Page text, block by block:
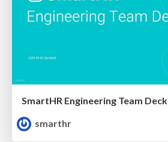
SmartHR Engineering Team Deck
smarthr